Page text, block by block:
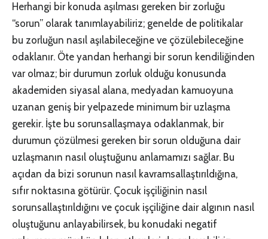
Herhangi bir konuda aşılması gereken bir zorluğu
“sorun” olarak tanımlayabiliriz; genelde de politikalar
bu zorluğun nasıl aşılabileceğine ve çözülebileceğine
odaklanır. Öte yandan herhangi bir sorun kendiliğinden
var olmaz; bir durumun zorluk olduğu konusunda
akademiden siyasal alana, medyadan kamuoyuna
uzanan geniş bir yelpazede minimum bir uzlaşma
gerekir. İşte bu sorunsallaşmaya odaklanmak, bir
durumun çözülmesi gereken bir sorun olduğuna dair
uzlaşmanın nasıl oluştuğunu anlamamızı sağlar. Bu
açıdan da bizi sorunun nasıl kavramsallaştırıldığına,
sıfır noktasına götürür. Çocuk işçiliğinin nasıl
sorunsallaştırıldığını ve çocuk işçiliğine dair algının nasıl
oluştuğunu anlayabilirsek, bu konudaki negatif